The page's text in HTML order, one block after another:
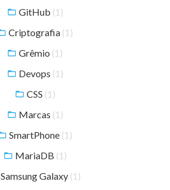
GitHub (1)
Criptografia (1)
Grêmio (1)
Devops (1)
CSS (1)
Marcas (1)
SmartPhone (1)
MariaDB (1)
Samsung Galaxy (1)